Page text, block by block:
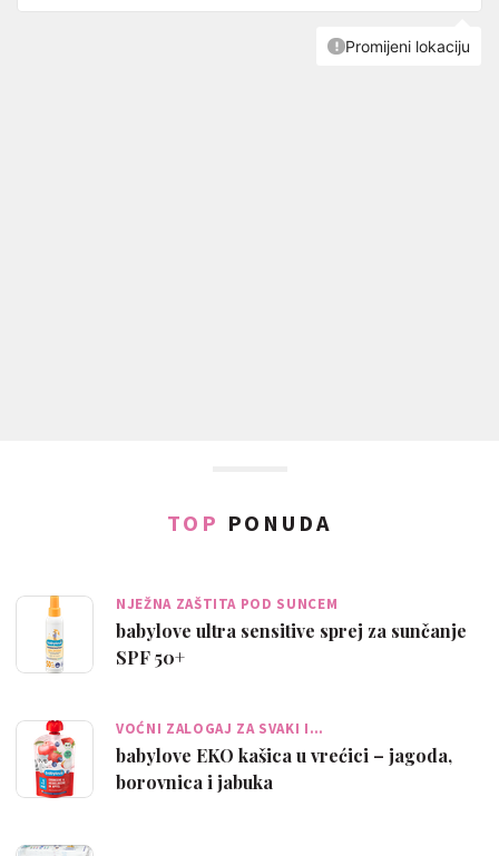
TOP PONUDA
NJEŽNA ZAŠTITA POD SUNCEM
babylove ultra sensitive sprej za sunčanje
SPF 50+
VOĆNI ZALOGAJ ZA SVAKI I…
babylove EKO kašica u vrećici – jagoda,
borovnica i jabuka